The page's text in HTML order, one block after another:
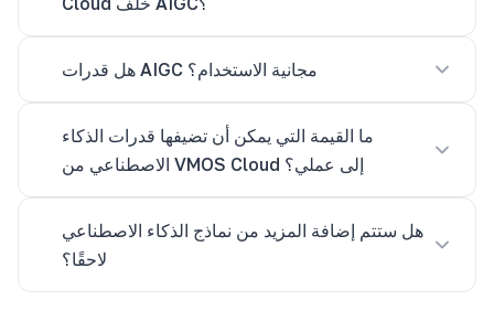
هل قدرات AIGC مجانية الاستخدام؟
ما القيمة التي يمكن أن تضيفها قدرات الذكاء
الاصطناعي من VMOS Cloud إلى عملي؟
هل ستتم إضافة المزيد من نماذج الذكاء الاصطناعي
لاحقًا؟